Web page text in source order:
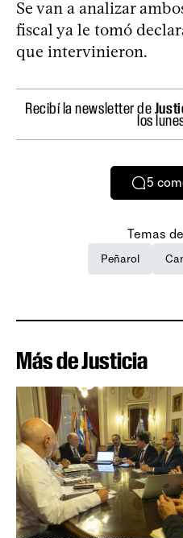
Se van a analizar
fiscal ya le tomó
que intervinieron.
Recibí la newsletter de
los
5
Temas
Peñarol
Más de Justicia